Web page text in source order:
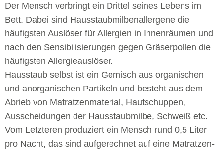
Der Mensch verbringt ein Drittel seines Lebens im
Bett. Dabei sind Hausstaubmilbenallergene die
häufigsten Auslöser für Allergien in Innenräumen und
nach den Sensibilisierungen gegen Gräserpollen die
häufigsten Allergieauslöser.
Hausstaub selbst ist ein Gemisch aus organischen
und anorganischen Partikeln und besteht aus dem
Abrieb von Matratzenmaterial, Hautschuppen,
Ausscheidungen der Hausstaubmilbe, Schweiß etc.
Vom Letzteren produziert ein Mensch rund 0,5 Liter
pro Nacht, das sind aufgerechnet auf eine Matratzen-